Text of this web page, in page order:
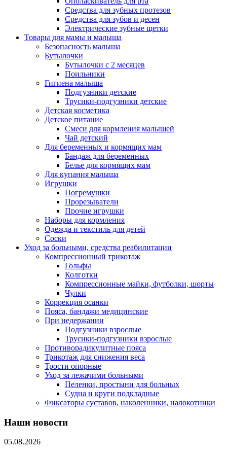
Средства для зубных протезов
Средства для зубов и десен
Электрические зубные щетки
Товары для мамы и малыша
Безопасность малыша
Бутылочки
Бутылочки с 2 месяцев
Поильники
Гигиена малыша
Подгузники детские
Трусики-подгузники детские
Детская косметика
Детское питание
Смеси для кормления малышей
Чай детский
Для беременных и кормящих мам
Бандаж для беременных
Белье для кормящих мам
Для купания малыша
Игрушки
Погремушки
Прорезыватели
Прочие игрушки
Наборы для кормления
Одежда и текстиль для детей
Соски
Уход за больными, средства реабилитации
Компрессионный трикотаж
Гольфы
Колготки
Компрессионные майки, футболки, шорты
Чулки
Коррекция осанки
Пояса, бандажи медицинские
При недержании
Подгузники взрослые
Трусики-подгузники взрослые
Противорадикулитные пояса
Трикотаж для снижения веса
Трости опорные
Уход за лежачими больными
Пеленки, простыни для больных
Судна и круги подкладные
Фиксаторы суставов, наколенники, налокотники
Наши новости
05.08.2026